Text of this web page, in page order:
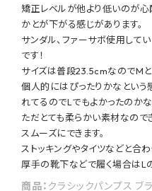
矯正レベルが他より低いのが心
かとが下がる感じがあります。
サンダル、ファーサボ使用して
です！
サイズは普段23.5cmなのでMと
個人的にはぴったりかなという
れてるのでLでもよかったのかな
ただとても柔らかい素材なので
スムーズにできます。
ストッキングやタイツなどと合
厚手の靴下などで履く場合はL
商品： クラシックパンプス ブ